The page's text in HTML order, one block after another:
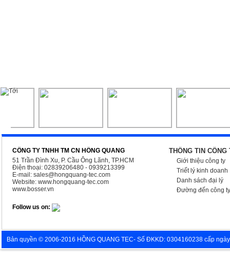
CÔNG TY TNHH TM CN HỒNG QUANG
51 Trần Đình Xu, P. Cầu Ông Lãnh, TP.HCM
Điện thoại: 02839206480 - 0939213399
E-mail: sales@hongquang-tec.com
Website: www.hongquang-tec.com
www.bosser.vn
Follow us on:
THÔNG TIN CÔNG
Giới thiệu công ty
Triết lý kinh doanh
Danh sách đại lý
Đường đến công ty
Bản quyền © 2006-2016 HỒNG QUANG TEC- Số ĐKKD: 0304160238 cấp